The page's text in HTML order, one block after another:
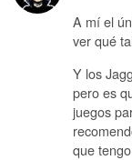
A mí el
ver qué
Y los
pero es
juegos
que